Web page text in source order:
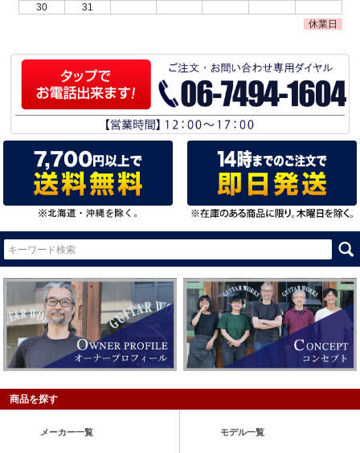
30
31
休業日
商品を探す
メーカー一覧 モデル一覧